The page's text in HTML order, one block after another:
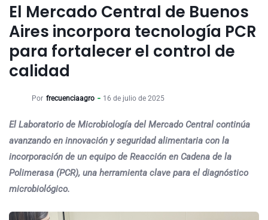
El Mercado Central de Buenos
Aires incorpora tecnología PCR
para fortalecer el control de
calidad
Por frecuenciaagro 16 de julio de 2025
El Laboratorio de Microbiología del Mercado Central continúa
avanzando en innovación y seguridad alimentaria con la
incorporación de un equipo de Reacción en Cadena de la
Polimerasa (PCR), una herramienta clave para el diagnóstico
microbiológico.